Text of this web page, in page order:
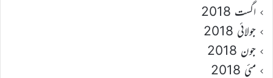
اگست 2018
جولائی 2018
جون 2018
مئی 2018